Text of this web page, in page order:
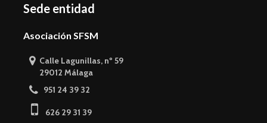
Sede entidad
Asociación SFSM
Calle Lagunillas, nº 59
29012 Málaga
951 24 39 32
626 29 31 39